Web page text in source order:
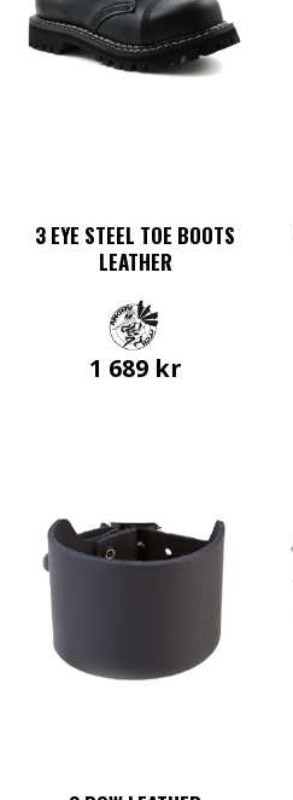
3 EYE STEEL TOE BOOTS
LEATHER
1 689 kr
varianter.
De
alternativen
på